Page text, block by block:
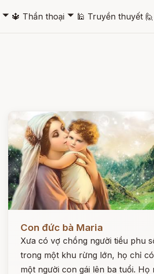
🞃 🔱 Thần thoại 🞃 🕌 Truyền thuyết 🙋
Con đức bà Maria
Xưa có vợ chồng người tiều phu
trong một khu rừng lớn, họ chỉ
một người con gái lên ba tuổi. Họ